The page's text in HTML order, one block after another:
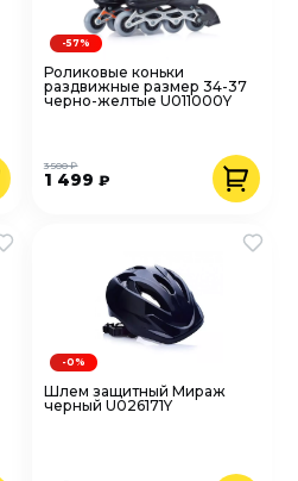
Роликовые коньки
раздвижные размер 34-37
черно-желтые U011000Y
1 499₽
3 500 ₽
-57%
Шлем защитный Мираж
черный U026171Y
-0%